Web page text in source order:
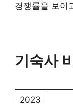
경쟁률을 보이
기숙사
2023